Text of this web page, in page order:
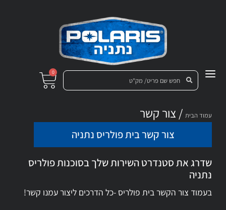
0
עמוד הבית/ צור קשר
צור קשר בית פולריס נתניה
שדרג את סטנדרט השירות שלך בסוכנות פולריס
נתניה
בעמוד צור הקשר בית פולריס -כל הדרכים ליצור עמנו קשר!